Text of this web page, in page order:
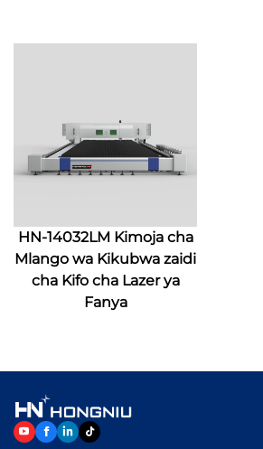
HN-14032LM Kimoja cha
Mlango wa Kikubwa zaidi
cha Kifo cha Lazer ya
Fanya